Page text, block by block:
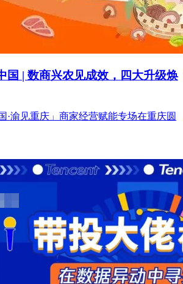
国 | 数商兴农见成效，四大升级焕
·渝见重庆」商家经营赋能专场在重庆圆